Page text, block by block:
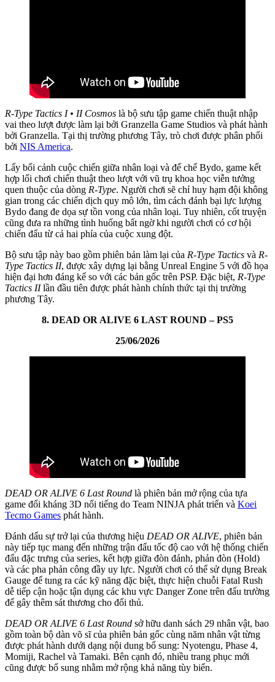
R-Type Tactics I • II Cosmos là bộ sưu tập game chiến thuật nhập
vai theo lượt được làm lại bởi Granzella Game Studios và phát hành
bởi Granzella. Tại thị trường phương Tây, trò chơi được phân phối
bởi NIS America.
Lấy bối cảnh cuộc chiến giữa nhân loại và đế chế Bydo, game kết
hợp lối chơi chiến thuật theo lượt với vũ trụ khoa học viễn tưởng
quen thuộc của dòng R-Type. Người chơi sẽ chỉ huy hạm đội không
gian trong các chiến dịch quy mô lớn, tìm cách đánh bại lực lượng
Bydo đang đe dọa sự tồn vong của nhân loại. Tuy nhiên, cốt truyện
cũng đưa ra những tình huống bất ngờ khi người chơi có cơ hội
chiến đấu từ cả hai phía của cuộc xung đột.
Bộ sưu tập này bao gồm phiên bản làm lại của R-Type Tactics và R-
Type Tactics II, được xây dựng lại bằng Unreal Engine 5 với đồ họa
hiện đại hơn đáng kể so với các bản gốc trên PSP. Đặc biệt, R-Type
Tactics IIlần đầu tiên được phát hành chính thức tại thị trường
phương Tây.
8. DEAD OR ALIVE 6 LAST ROUND – PS5
25/06/2026
DEAD OR ALIVE 6 Last Round là phiên bản mở rộng của tựa
game đối kháng 3D nổi tiếng do Team NINJA phát triển và Koei
Tecmo Games phát hành.
Đánh dấu sự trở lại của thương hiệu DEAD OR ALIVE, phiên bản
này tiếp tục mang đến những trận đấu tốc độ cao với hệ thống chiến
đấu đặc trưng của series, kết hợp giữa đòn đánh, phản đòn (Hold)
và các pha phản công đầy uy lực. Người chơi có thể sử dụng Break
Gauge để tung ra các kỹ năng đặc biệt, thực hiện chuỗi Fatal Rush
dễ tiếp cận hoặc tận dụng các khu vực Danger Zone trên đấu trường
để gây thêm sát thương cho đối thủ.
DEAD OR ALIVE 6 Last Round sở hữu danh sách 29 nhân vật, bao
gồm toàn bộ dàn võ sĩ của phiên bản gốc cùng năm nhân vật từng
được phát hành dưới dạng nội dung bổ sung: Nyotengu, Phase 4,
Momiji, Rachel và Tamaki. Bên cạnh đó, nhiều trang phục mới
cũng được bổ sung nhằm mở rộng khả năng tùy biến.